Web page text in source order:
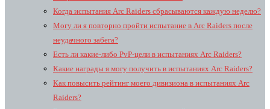
Когда испытания Arc Raiders сбрасываются каждую неделю?
Могу ли я повторно пройти испытание в Arc Raiders после
неудачного забега?
Есть ли какие-либо PvP-цели в испытаниях Arc Raiders?
Какие награды я могу получить в испытаниях Arc Raiders?
Как повысить рейтинг моего дивизиона в испытаниях Arc
Raiders?